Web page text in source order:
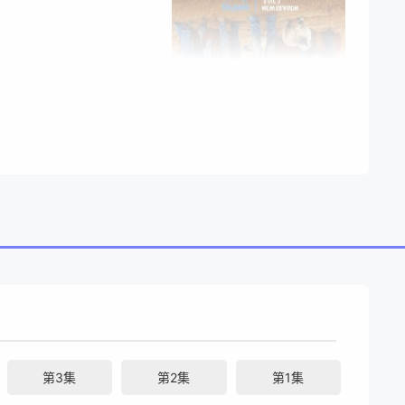
第3集 第2集 第1集